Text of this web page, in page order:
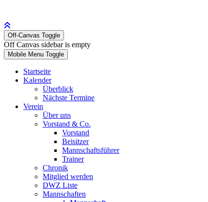
Off-Canvas Toggle
Off Canvas sidebar is empty
Mobile Menu Toggle
Startseite
Kalender
Überblick
Nächste Termine
Verein
Über uns
Vorstand & Co.
Vorstand
Beisitzer
Mannschaftsführer
Trainer
Chronik
Mitglied werden
DWZ Liste
Mannschaften